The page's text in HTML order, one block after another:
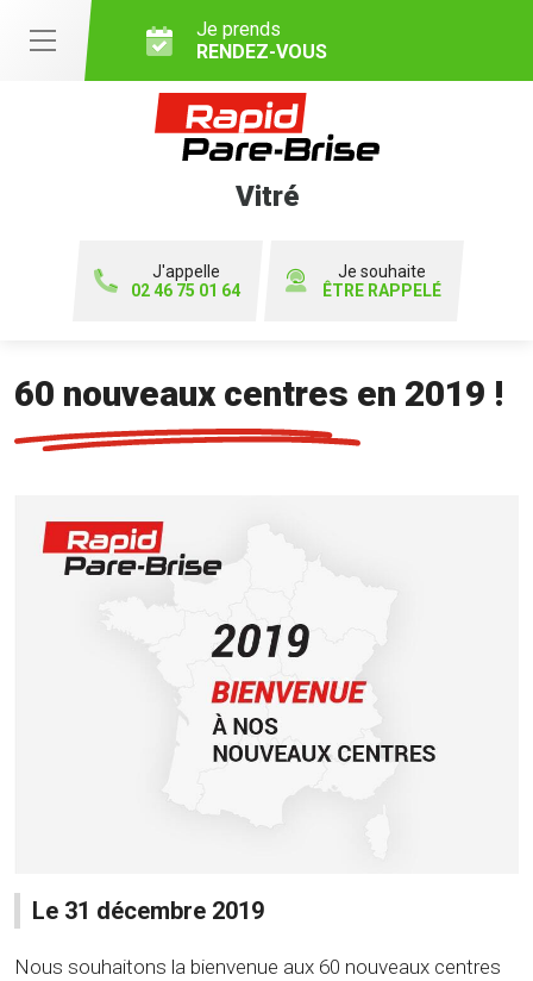
Je prends
RENDEZ-VOUS
Vitré
J'appelle
02 46 75 01 64
Je souhaite
ÊTRE RAPPELÉ
60 nouveaux centres en 2019 !
Le 31 décembre 2019
Nous souhaitons la bienvenue aux 60 nouveaux centres